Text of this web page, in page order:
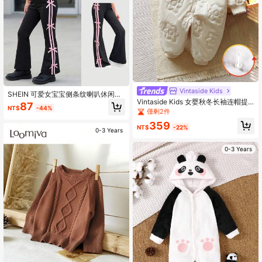
SHEIN 可爱女宝宝侧条纹喇叭休闲
裤，撞色丝带蝴蝶结装饰，适合返校
季和日常穿着
NT$87 -44%
0-3 Years
Vintaside Kids
Vintaside Kids 女婴秋冬长袖连帽提
花连体衣，简约时尚，适合温和天
气，是凉爽月份里宝宝保暖的理想之
选，实用又时尚，适合日常穿着。
僅剩2件
NT$359 -22%
0-3 Years